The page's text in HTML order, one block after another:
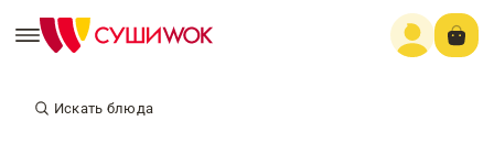
Искать блюда